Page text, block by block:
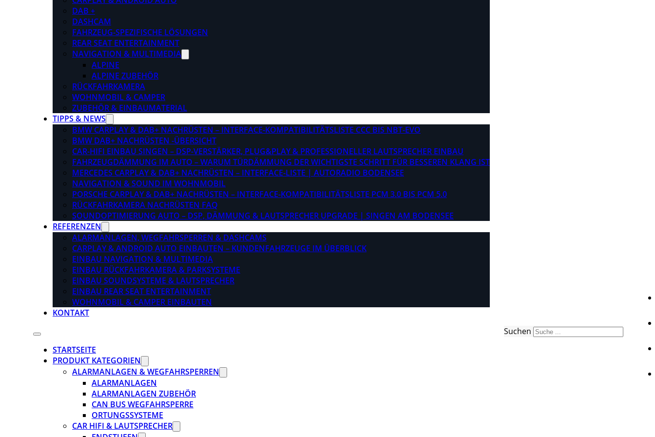
DAB +
DASHCAM
FAHRZEUG-SPEZIFISCHE LÖSUNGEN
REAR SEAT ENTERTAINMENT
NAVIGATION & MULTIMEDIA
ALPINE
ALPINE ZUBEHÖR
RÜCKFAHRKAMERA
WOHNMOBIL & CAMPER
ZUBEHÖR & EINBAUMATERIAL
TIPPS & NEWS
BMW CARPLAY & DAB+ NACHRÜSTEN – INTERFACE-KOMPATIBILITÄTSLISTE CCC BIS NBT-EVO
BMW DAB+ NACHRÜSTEN -ÜBERSICHT
CAR-HIFI EINBAU SINGEN – DSP-VERSTÄRKER, PLUG&PLAY & PROFESSIONELLER LAUTSPRECHER EINBAU
FAHRZEUGDÄMMUNG IM AUTO – WARUM TÜRDÄMMUNG DER WICHTIGSTE SCHRITT FÜR BESSEREN KLANG IST
MERCEDES CARPLAY & DAB+ NACHRÜSTEN – INTERFACE-LISTE | AUTORADIO BODENSEE
NAVIGATION & SOUND IM WOHNMOBIL
PORSCHE CARPLAY & DAB+ NACHRÜSTEN – INTERFACE-KOMPATIBILITÄTSLISTE PCM 3.0 BIS PCM 5.0
RÜCKFAHRKAMERA NACHRÜSTEN FAQ
SOUNDOPTIMIERUNG AUTO – DSP, DÄMMUNG & LAUTSPRECHER UPGRADE | SINGEN AM BODENSEE
REFERENZEN
ALARMANLAGEN, WEGFAHRSPERREN & DASHCAMS
CARPLAY & ANDROID AUTO EINBAUTEN – KUNDENFAHRZEUGE IM ÜBERBLICK
EINBAU NAVIGATION & MULTIMEDIA
EINBAU RÜCKFAHRKAMERA & PARKSYSTEME
EINBAU SOUNDSYSTEME & LAUTSPRECHER
EINBAU REAR SEAT ENTERTAINMENT
WOHNMOBIL & CAMPER EINBAUTEN
KONTAKT
STARTSEITE
PRODUKT KATEGORIEN
ALARMANLAGEN & WEGFAHRSPERREN
ALARMANLAGEN
ALARMANLAGEN ZUBEHÖR
CAN BUS WEGFAHRSPERRE
ORTUNGSSYSTEME
CAR HIFI & LAUTSPRECHER
Suchen